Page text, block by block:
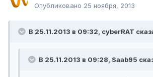
Опубликовано 25 ноября, 2013
В 25.11.2013 в 09:32, cyberRAT
В 25.11.2013 в 09:28, Saab95